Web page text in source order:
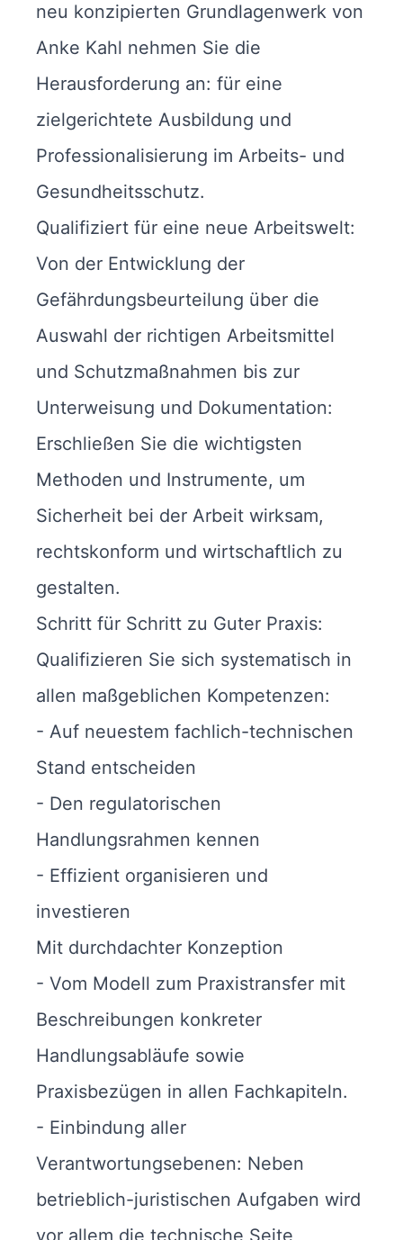
neu konzipierten Grundlagenwerk von
Anke Kahl nehmen Sie die
Herausforderung an: für eine
zielgerichtete Ausbildung und
Professionalisierung im Arbeits- und
Gesundheitsschutz.
Qualifiziert für eine neue Arbeitswelt:
Von der Entwicklung der
Gefährdungsbeurteilung über die
Auswahl der richtigen Arbeitsmittel
und Schutzmaßnahmen bis zur
Unterweisung und Dokumentation:
Erschließen Sie die wichtigsten
Methoden und Instrumente, um
Sicherheit bei der Arbeit wirksam,
rechtskonform und wirtschaftlich zu
gestalten.
Schritt für Schritt zu Guter Praxis:
Qualifizieren Sie sich systematisch in
allen maßgeblichen Kompetenzen:
- Auf neuestem fachlich-technischen
Stand entscheiden
- Den regulatorischen
Handlungsrahmen kennen
- Effizient organisieren und
investieren
Mit durchdachter Konzeption
- Vom Modell zum Praxistransfer mit
Beschreibungen konkreter
Handlungsabläufe sowie
Praxisbezügen in allen Fachkapiteln.
- Einbindung aller
Verantwortungsebenen: Neben
betrieblich-juristischen Aufgaben wird
vor allem die technische Seite